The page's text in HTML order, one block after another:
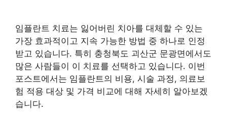
임플란트 치료는 잃어버린 치아를 대체할 수 있는
가장 효과적이고 지속 가능한 방법 중 하나로 인정
받고 있습니다. 특히 충청북도 괴산군 문광면에서도
많은 사람들이 이 치료를 선택하고 있습니다. 이번
포스트에서는 임플란트의 비용, 시술 과정, 의료보
험 적용 대상 및 가격 비교에 대해 자세히 알아보겠
습니다.